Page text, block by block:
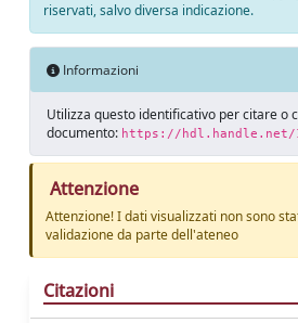
riservati, salvo diversa indicazione.
Informazioni
Utilizza questo identificativo per citare o
documento: https://hdl.handle.net/
Attenzione
Attenzione! I dati visualizzati non sono
validazione da parte dell'ateneo
Citazioni